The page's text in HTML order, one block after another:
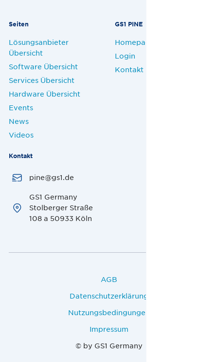
Seiten
Lösungsanbieter
Übersicht
Software Übersicht
Services Übersicht
Hardware Übersicht
Events
News
Videos
GS1 PINE
Homepage
Login
Kontakt
Kontakt
pine@gs1.de
GS1 Germany
Stolberger Straße
108 a 50933 Köln
AGB
Datenschutzerklärung
Nutzungsbedingungen
Impressum
© by GS1 Germany